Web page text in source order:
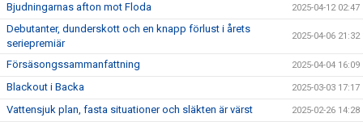
Bjudningarnas afton mot Floda 2025-04-12 02:47
Debutanter, dunderskott och en knapp förlust i årets
seriepremiär
2025-04-06 21:32
Försäsongssammanfattning 2025-04-04 16:09
Blackout i Backa 2025-03-03 17:17
Vattensjuk plan, fasta situationer och släkten är värst 2025-02-26 14:28